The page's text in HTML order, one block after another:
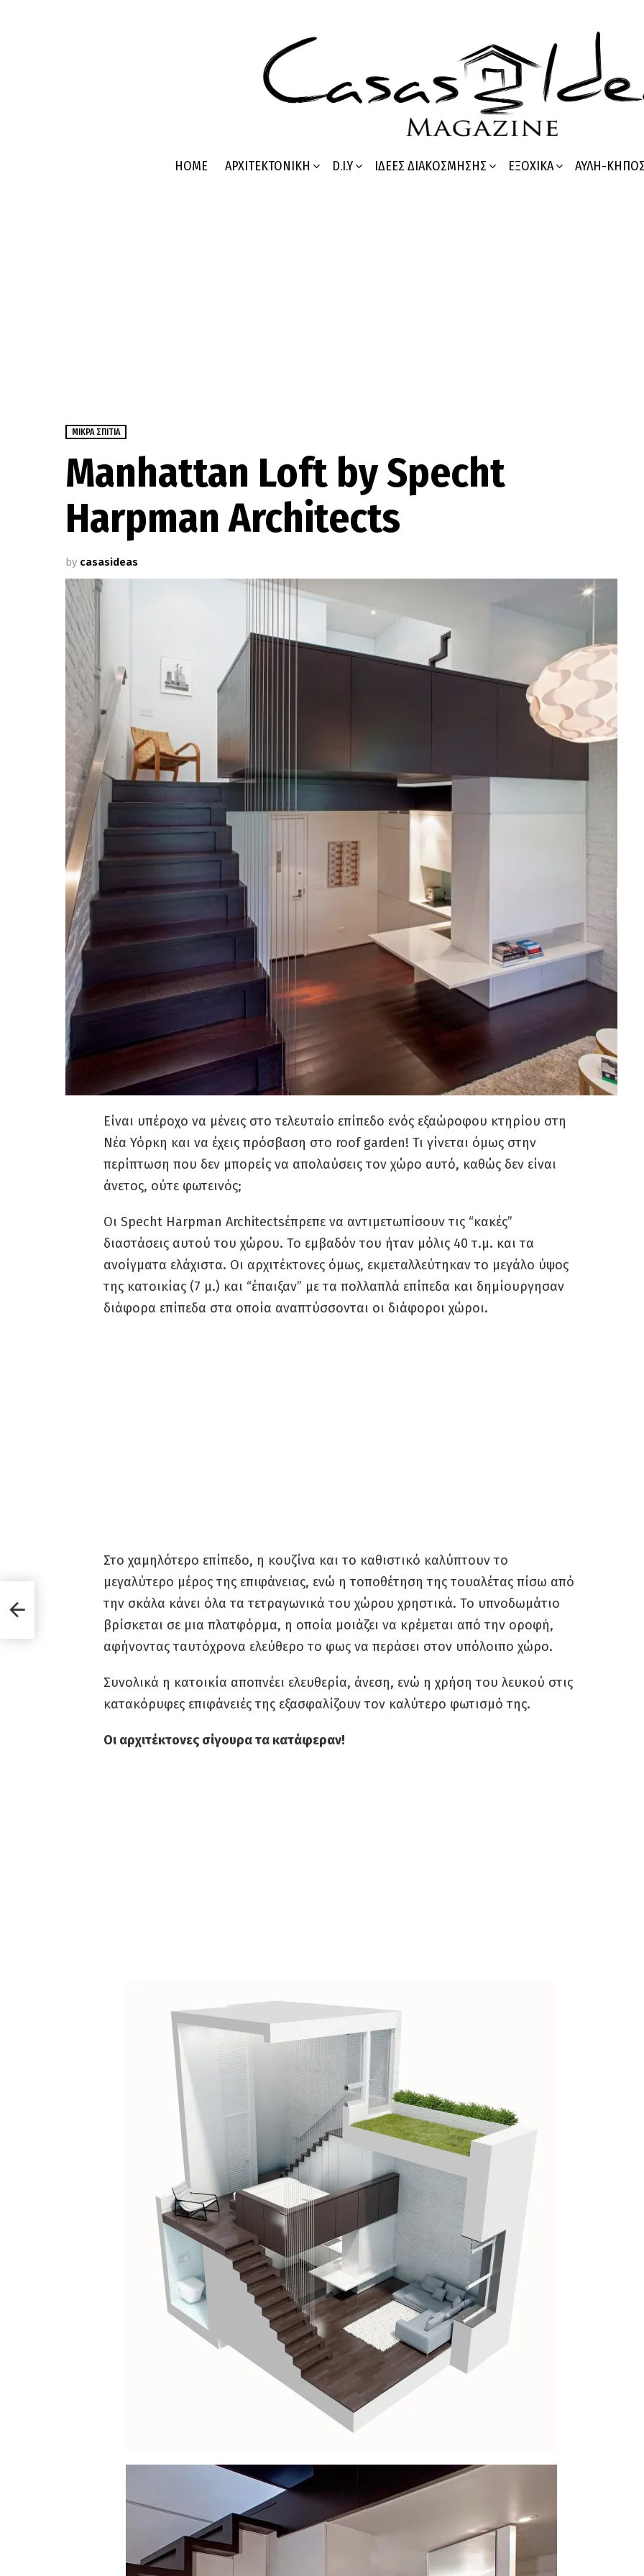
HOME ΑΡΧΙΤΕΚΤΟΝΙΚΉ D.I.Y ΙΔΈΕΣ ΔΙΑΚΌΣΜΗΣΗΣ ΕΞΟΧΙΚΆ ΑΥΛΉ-
ΜΙΚΡΆ ΣΠΊΤΙΑ
Manhattan Loft by Specht
Harpman Architects
by casasideas
Είναι υπέροχο να μένεις στο τελευταίο επίπεδο ενός εξαώροφου κτηρίου στη
Νέα Υόρκη και να έχεις πρόσβαση στο roof garden! Τι γίνεται όμως στην
περίπτωση που δεν μπορείς να απολαύσεις τον χώρο αυτό, καθώς δεν είναι
άνετος, ούτε φωτεινός;
Οι Specht Harpman Architectsέπρεπε να αντιμετωπίσουν τις “κακές”
διαστάσεις αυτού του χώρου. Το εμβαδόν του ήταν μόλις 40 τ.μ. και τα
ανοίγματα ελάχιστα. Οι αρχιτέκτονες όμως, εκμεταλλεύτηκαν το μεγάλο ύψος
της κατοικίας (7 μ.) και “έπαιξαν” με τα πολλαπλά επίπεδα και δημίουργησαν
διάφορα επίπεδα στα οποία αναπτύσσονται οι διάφοροι χώροι.
Στο χαμηλότερο επίπεδο, η κουζίνα και το καθιστικό καλύπτουν το
μεγαλύτερο μέρος της επιφάνειας, ενώ η τοποθέτηση της τουαλέτας πίσω από
την σκάλα κάνει όλα τα τετραγωνικά του χώρου χρηστικά. Το υπνοδωμάτιο
βρίσκεται σε μια πλατφόρμα, η οποία μοιάζει να κρέμεται από την οροφή,
αφήνοντας ταυτόχρονα ελεύθερο το φως να περάσει στον υπόλοιπο χώρο.
Συνολικά η κατοικία αποπνέει ελευθερία, άνεση, ενώ η χρήση του λευκού στις
κατακόρυφες επιφάνειές της εξασφαλίζουν τον καλύτερο φωτισμό της.
Οι αρχιτέκτονες σίγουρα τα κατάφεραν!